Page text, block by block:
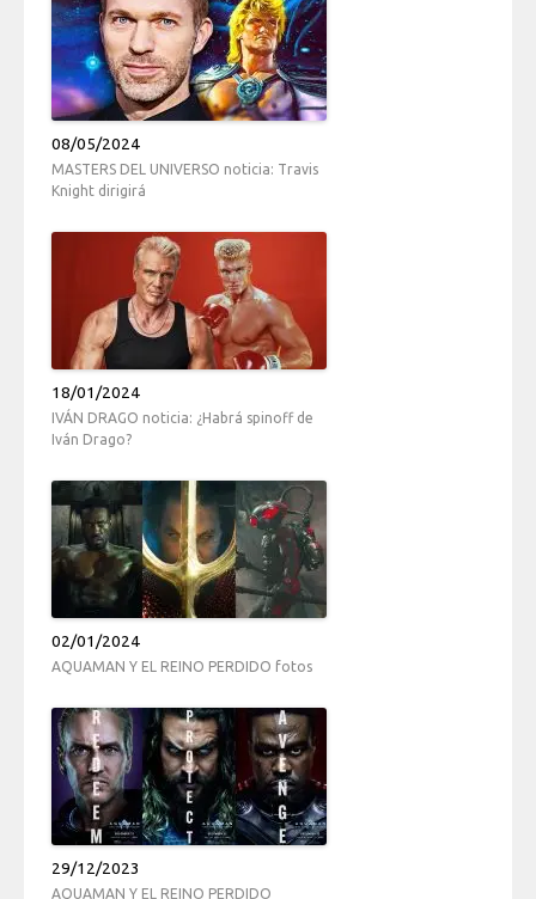
08/05/2024
MASTERS DEL UNIVERSO noticia: Travis
Knight dirigirá
18/01/2024
IVÁN DRAGO noticia: ¿Habrá spinoff de
Iván Drago?
02/01/2024
AQUAMAN Y EL REINO PERDIDO fotos
29/12/2023
AQUAMAN Y EL REINO PERDIDO